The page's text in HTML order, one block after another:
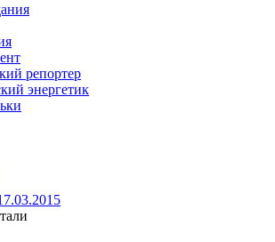
репортер
энергетик